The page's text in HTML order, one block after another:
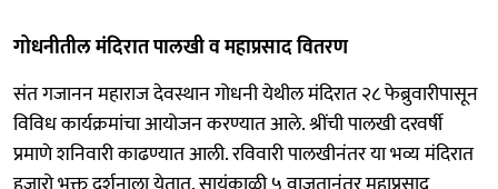
गोधनीतील मंदिरात पालखी व महाप्रसाद वितरण
संत गजानन महाराज देवस्थान गोधनी येथील मंदिरात २८ फेब्रुवारीपासून
विविध कार्यक्रमांचा आयोजन करण्यात आले. श्रींची पालखी दरवर्षी
प्रमाणे शनिवारी काढण्यात आली. रविवारी पालखीनंतर या भव्य मंदिरात